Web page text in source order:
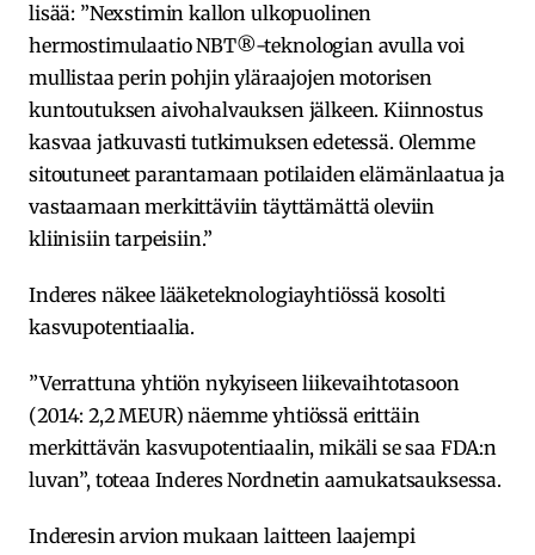
lisää: ”Nexstimin kallon ulkopuolinen
hermostimulaatio NBT®-teknologian avulla voi
mullistaa perin pohjin yläraajojen motorisen
kuntoutuksen aivohalvauksen jälkeen. Kiinnostus
kasvaa jatkuvasti tutkimuksen edetessä. Olemme
sitoutuneet parantamaan potilaiden elämänlaatua ja
vastaamaan merkittäviin täyttämättä oleviin
kliinisiin tarpeisiin.”
Inderes näkee lääketeknologiayhtiössä kosolti
kasvupotentiaalia.
”Verrattuna yhtiön nykyiseen liikevaihtotasoon
(2014: 2,2 MEUR) näemme yhtiössä erittäin
merkittävän kasvupotentiaalin, mikäli se saa FDA:n
luvan”, toteaa Inderes Nordnetin aamukatsauksessa.
Inderesin arvion mukaan laitteen laajempi